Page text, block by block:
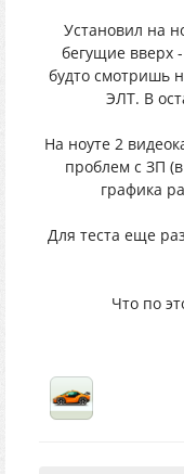
Установил на
бегущие вверх
будто смотришь
ЭЛТ. В
На ноуте 2
проблем с ЗП
графика
Для теста еще
Что по